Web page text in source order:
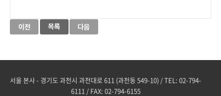
서울 본사 - 경기도 과천시 과천대로 611 (과천동 549-10) / TEL: 02-794-
6111 / FAX: 02-794-6155